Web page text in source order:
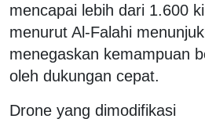
mencapai lebih dari 1.600
menurut Al-Falahi
menegaskan kemampuan
oleh dukungan cepat.
Drone yang dimodifikasi